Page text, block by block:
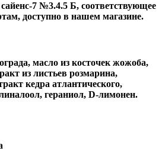
7 №3.4.5 Б, соответствующее
доступно в нашем магазине.
масло из косточек жожоба,
из листьев розмарина,
кедра атлантического,
гераниол, D-лимонен.